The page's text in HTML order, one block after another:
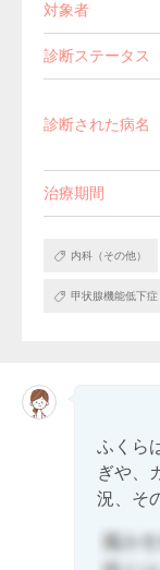
対象者
診断ステータス
診断された病名
治療期間
内科（その他）
甲状腺機能低下症
ふくら
ぎや、
況、そ